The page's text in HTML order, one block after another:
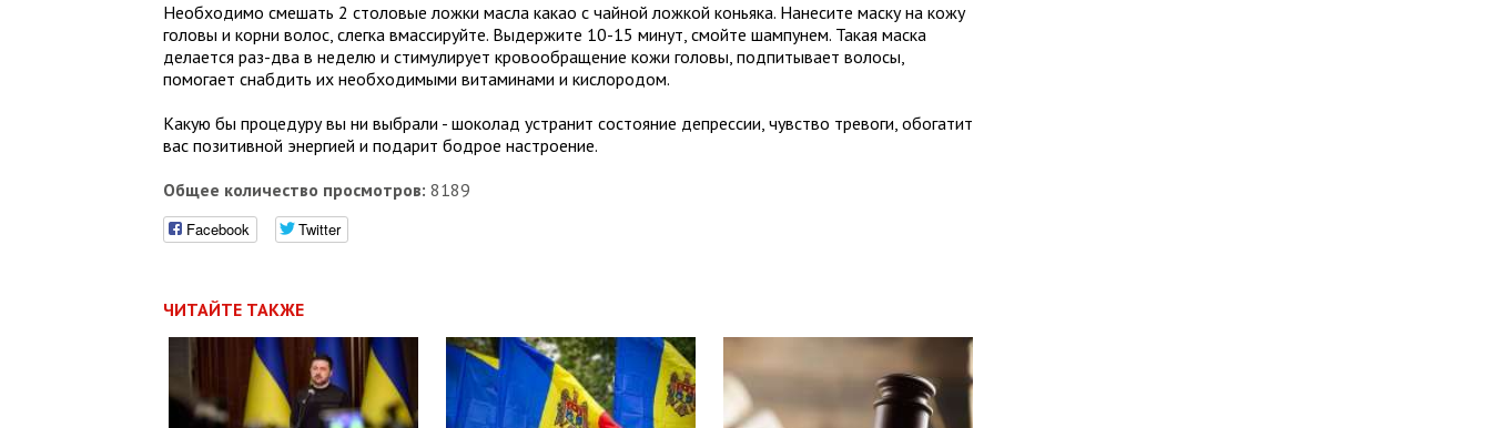
Необходимо смешать 2 столовые ложки масла какао с чайной ложкой коньяка. Нанесите маску на кожу
головы и корни волос, слегка вмассируйте. Выдержите 10-15 минут, смойте шампунем. Такая маска
делается раз-два в неделю и стимулирует кровообращение кожи головы, подпитывает волосы,
помогает снабдить их необходимыми витаминами и кислородом.
Какую бы процедуру вы ни выбрали - шоколад устранит состояние депрессии, чувство тревоги, обогатит
вас позитивной энергией и подарит бодрое настроение.
Общее количество просмотров: 8189
Facebook Twitter
ЧИТАЙТЕ ТАКЖЕ